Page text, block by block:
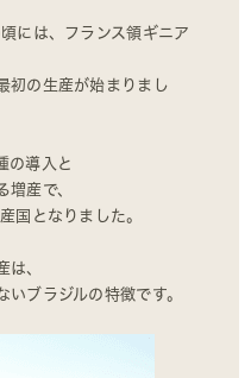
には、フランス領ギニア
初の生産が始まりまし
の導入と
増産で、
国となりました。
は、
ブラジルの特徴です。